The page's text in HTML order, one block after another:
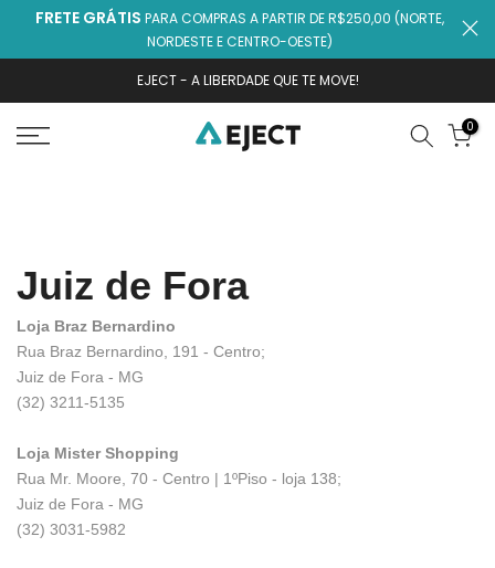
conteúdo
FRETE GRÁTIS PARA COMPRAS A PARTIR DE R$250,00 (NORTE,
NORDESTE E CENTRO-OESTE)
EJECT - A LIBERDADE QUE TE MOVE!
0
Juiz de Fora
Loja Braz Bernardino
Rua Braz Bernardino, 191 - Centro;
Juiz de Fora - MG
(32) 3211-5135
Loja Mister Shopping
Rua Mr. Moore, 70 - Centro | 1ºPiso - loja 138;
Juiz de Fora - MG
(32) 3031-5982